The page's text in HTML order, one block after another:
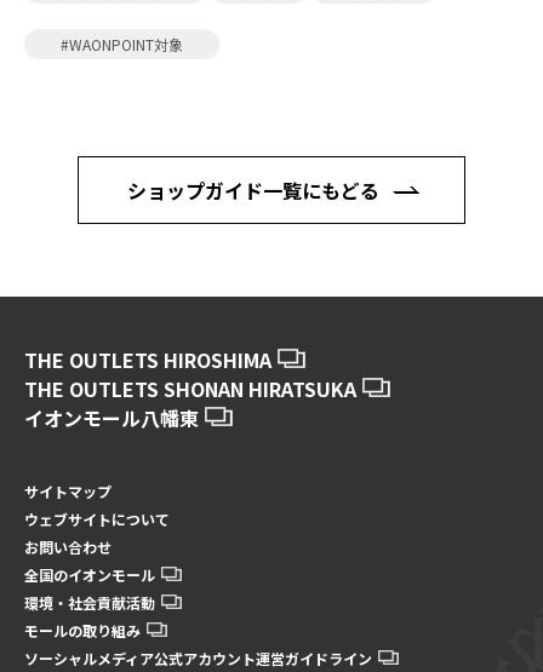
#WAONPOINT対象
ショップガイド一覧にもどる
THE OUTLETS HIROSHIMA
THE OUTLETS SHONAN HIRATSUKA
イオンモール八幡東
サイトマップ
ウェブサイトについて
お問い合わせ
全国のイオンモール
環境・社会貢献活動
モールの取り組み
ソーシャルメディア公式アカウント運営ガイドライン